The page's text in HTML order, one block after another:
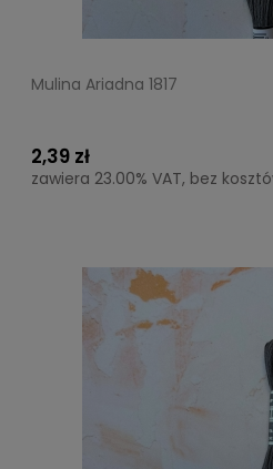
Mulina Ariadna 1817
2,39 zł
zawiera 23.00% VAT, bez